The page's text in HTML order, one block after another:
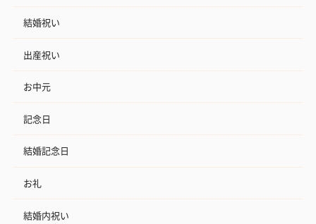
結婚祝い
出産祝い
お中元
記念日
結婚記念日
お礼
結婚内祝い